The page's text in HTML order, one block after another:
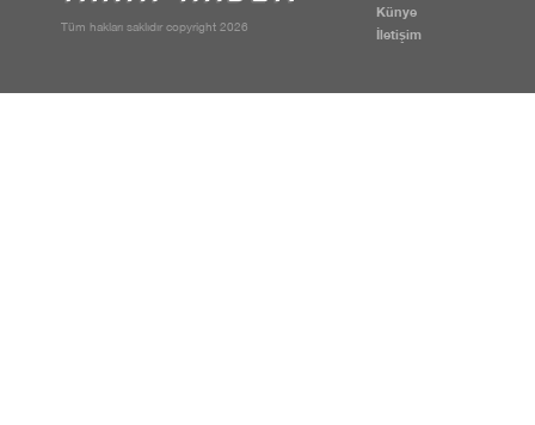
Künye
İletişim
Tüm hakları saklıdır copyright 2026